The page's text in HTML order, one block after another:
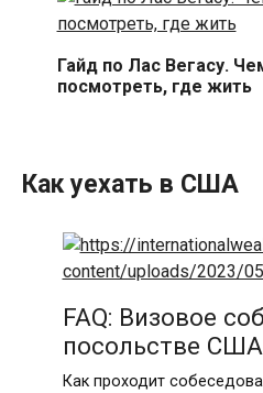
Гайд по Лас Вегасу.
посмотреть, где жить
Как уехать в США
FAQ: Визовое
посольстве США
Как проходит